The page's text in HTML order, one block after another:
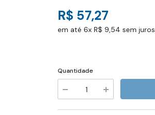
R$ 57,27
em até 6x R$ 9,54 sem juros
Quantidade
Diminuir
a
quantidade
Aumentar
a